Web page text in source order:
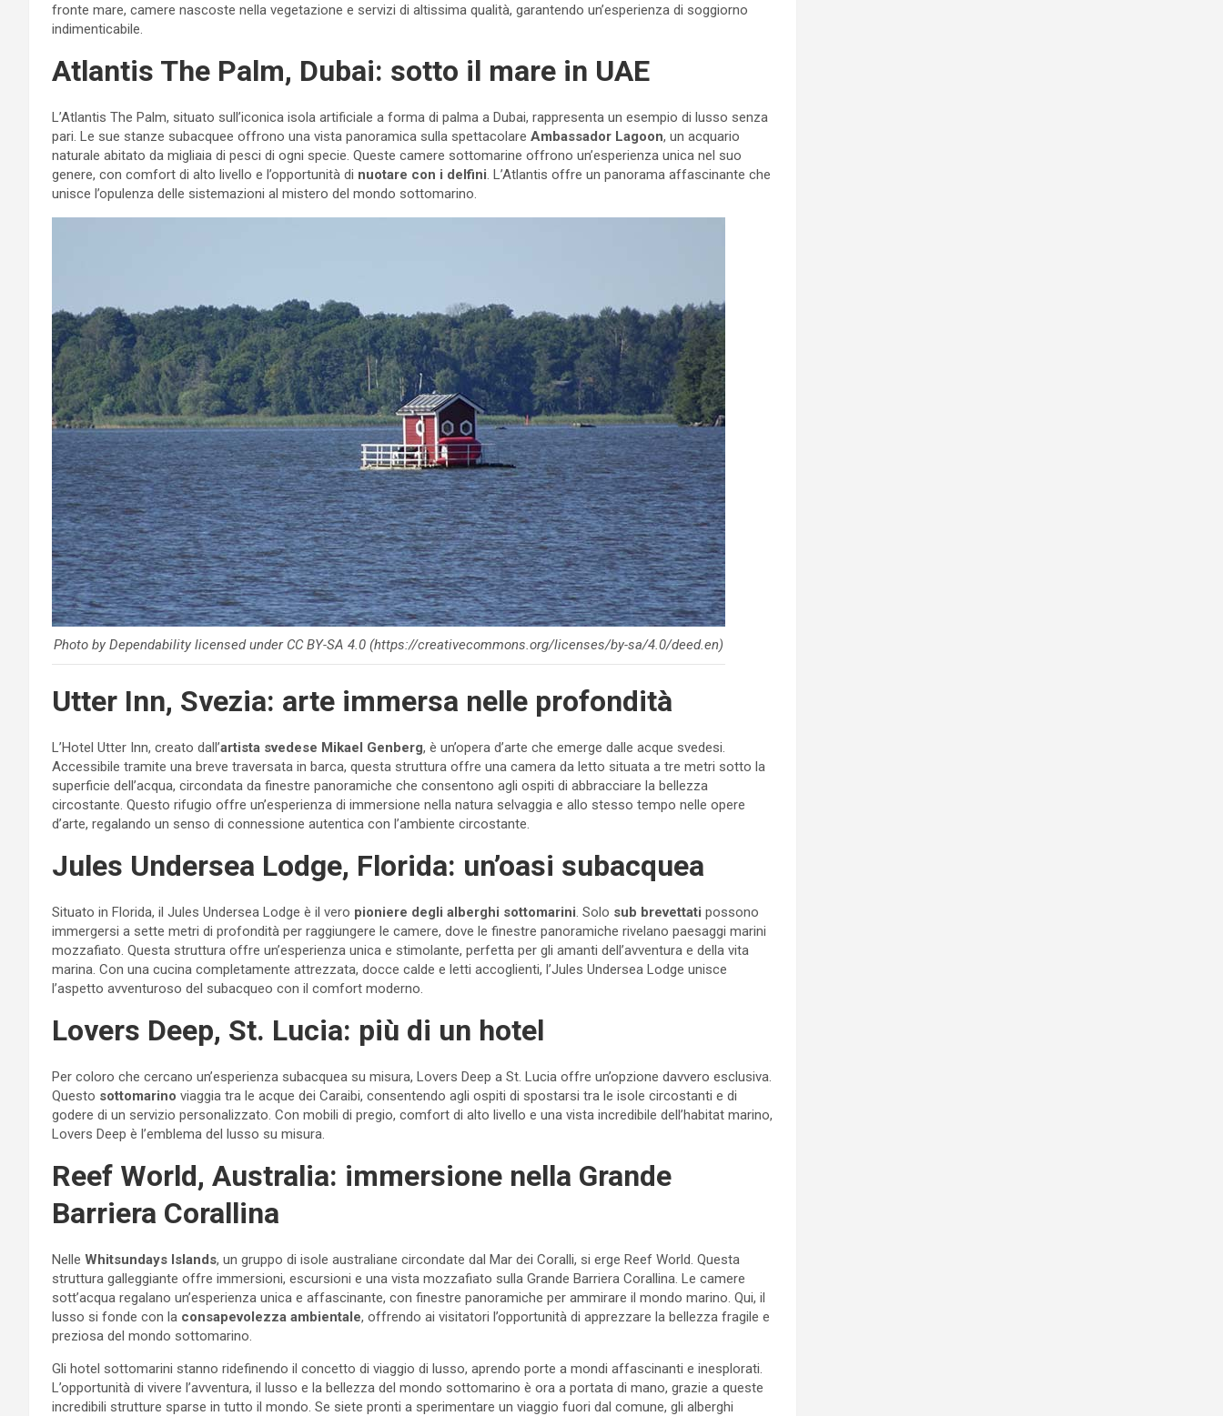
fronte mare, camere nascoste nella vegetazione e servizi di altissima qualità, garantendo un’esperienza di soggiorno
indimenticabile.
Atlantis The Palm, Dubai: sotto il mare in UAE
L’Atlantis The Palm, situato sull’iconica isola artificiale a forma di palma a Dubai, rappresenta un esempio di lusso senza
pari. Le sue stanze subacquee offrono una vista panoramica sulla spettacolare Ambassador Lagoon, un acquario
naturale abitato da migliaia di pesci di ogni specie. Queste camere sottomarine offrono un’esperienza unica nel suo
genere, con comfort di alto livello e l’opportunità di nuotare con i delfini . L’Atlantis offre un panorama affascinante che
unisce l’opulenza delle sistemazioni al mistero del mondo sottomarino.
Photo by Dependability licensed under CC BY-SA 4.0 (https://creativecommons.org/licenses/by-sa/4.0/deed.en)
Utter Inn, Svezia: arte immersa nelle profondità
L’Hotel Utter Inn, creato dall’artista svedese Mikael Genberg, è un’opera d’arte che emerge dalle acque svedesi.
Accessibile tramite una breve traversata in barca, questa struttura offre una camera da letto situata a tre metri sotto la
superficie dell’acqua, circondata da finestre panoramiche che consentono agli ospiti di abbracciare la bellezza
circostante. Questo rifugio offre un’esperienza di immersione nella natura selvaggia e allo stesso tempo nelle opere
d’arte, regalando un senso di connessione autentica con l’ambiente circostante.
Jules Undersea Lodge, Florida: un’oasi subacquea
Situato in Florida, il Jules Undersea Lodge è il vero pioniere degli alberghi sottomarini . Solo sub brevettati possono
immergersi a sette metri di profondità per raggiungere le camere, dove le finestre panoramiche rivelano paesaggi marini
mozzafiato. Questa struttura offre un’esperienza unica e stimolante, perfetta per gli amanti dell’avventura e della vita
marina. Con una cucina completamente attrezzata, docce calde e letti accoglienti, l’Jules Undersea Lodge unisce
l’aspetto avventuroso del subacqueo con il comfort moderno.
Lovers Deep, St. Lucia: più di un hotel
Per coloro che cercano un’esperienza subacquea su misura, Lovers Deep a St. Lucia offre un’opzione davvero esclusiva.
Questo sottomarino viaggia tra le acque dei Caraibi, consentendo agli ospiti di spostarsi tra le isole circostanti e di
godere di un servizio personalizzato. Con mobili di pregio, comfort di alto livello e una vista incredibile dell’habitat marino,
Lovers Deep è l’emblema del lusso su misura.
Reef World, Australia: immersione nella Grande
Barriera Corallina
Nelle Whitsundays Islands, un gruppo di isole australiane circondate dal Mar dei Coralli, si erge Reef World. Questa
struttura galleggiante offre immersioni, escursioni e una vista mozzafiato sulla Grande Barriera Corallina. Le camere
sott’acqua regalano un’esperienza unica e affascinante, con finestre panoramiche per ammirare il mondo marino. Qui, il
lusso si fonde con la consapevolezza ambientale, offrendo ai visitatori l’opportunità di apprezzare la bellezza fragile e
preziosa del mondo sottomarino.
Gli hotel sottomarini stanno ridefinendo il concetto di viaggio di lusso, aprendo porte a mondi affascinanti e inesplorati.
L’opportunità di vivere l’avventura, il lusso e la bellezza del mondo sottomarino è ora a portata di mano, grazie a queste
incredibili strutture sparse in tutto il mondo. Se siete pronti a sperimentare un viaggio fuori dal comune, gli alberghi